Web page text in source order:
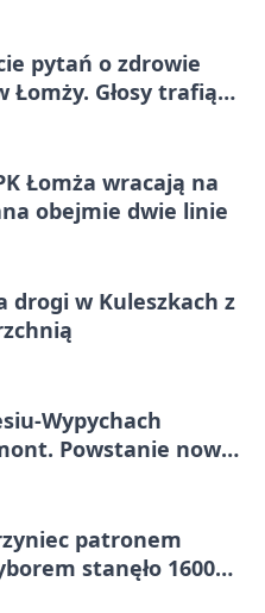
pytań o zdrowie
Łomży. Głosy trafią
Łomża wracają na
obejmie dwie linie
drogi w Kuleszkach z
Wypychach
Powstanie nowa
patronem
stanęło 1600